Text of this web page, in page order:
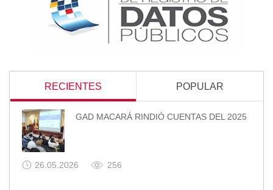
RECIENTES POPULAR
GAD MACARÁ RINDIÓ CUENTAS DEL 2025
26.05.2026 256